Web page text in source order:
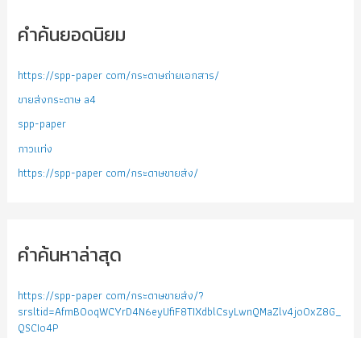
คำค้นยอดนิยม
https://spp-paper com/กระดาษถ่ายเอกสาร/
ขายส่งกระดาษ a4
spp-paper
กาวแท่ง
https://spp-paper com/กระดาษขายส่ง/
คำค้นหาล่าสุด
https://spp-paper com/กระดาษขายส่ง/?
srsltid=AfmBOoqWCYrD4N6eyUfiF8TIXdblCsyLwnQMaZlv4jo0xZ8G_
QSCIo4P